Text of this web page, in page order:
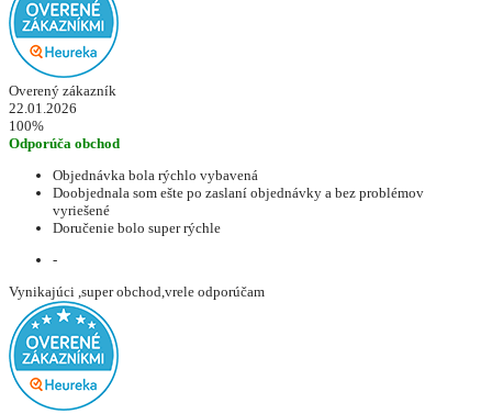
Overený zákazník
22.01.2026
100%
Odporúča obchod
Objednávka bola rýchlo vybavená
Doobjednala som ešte po zaslaní objednávky a bez problémov
vyriešené
Doručenie bolo super rýchle
-
Vynikajúci ,super obchod,vrele odporúčam